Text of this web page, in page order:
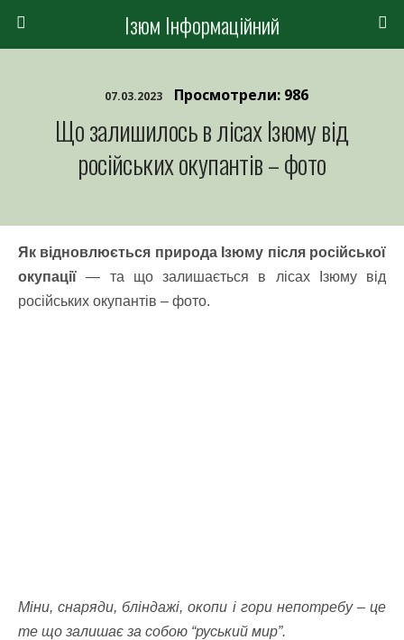
Ізюм Інформаційний
07.03.2023 Просмотрели: 986
Що залишилось в лісах Ізюму від
російських окупантів – фото
Як відновлюється природа Ізюму після російської
окупації — та що залишається в лісах Ізюму від
російських окупантів – фото.
Міни, снаряди, бліндажі, окопи і гори непотребу – це
те що залишає за собою “руський мир”.